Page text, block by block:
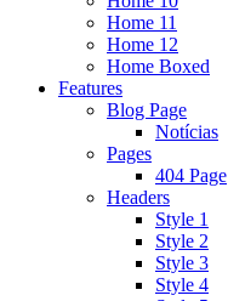
Home 11
Home 12
Home Boxed
Features
Blog Page
Notícias
Pages
404 Page
Headers
Style 1
Style 2
Style 3
Style 4